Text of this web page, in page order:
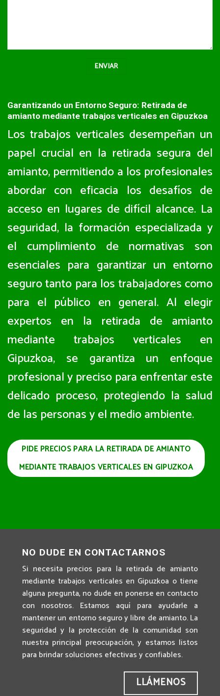
Garantizando un Entorno Seguro: Retirada de
amianto mediante trabajos verticales en Gipuzkoa
Los trabajos verticales desempeñan un
papel crucial en la retirada segura del
amianto, permitiendo a los profesionales
abordar con eficacia los desafíos de
acceso en lugares de difícil alcance. La
seguridad, la formación especializada y
el cumplimiento de normativas son
esenciales para garantizar un entorno
seguro tanto para los trabajadores como
para el público en general. Al elegir
expertos en la retirada de amianto
mediante trabajos verticales en
Gipuzkoa, se garantiza un enfoque
profesional y preciso para enfrentar este
delicado proceso, protegiendo la salud
de las personas y el medio ambiente.
PIDE PRECIOS PARA LA RETIRADA DE AMIANTO
MEDIANTE TRABAJOS VERTICALES EN GIPUZKOA
NO DUDE EN CONTACTARNOS
Si necesita precios para la retirada de amianto
mediante trabajos verticales en Gipuzkoa o tiene
alguna pregunta, no dude en ponerse en contacto
con nosotros. Estamos aquí para ayudarle a
mantener un entorno seguro y libre de amianto. La
seguridad y la protección de la comunidad son
nuestra principal preocupación, y estamos listos
para brindar soluciones efectivas y confiables.
LLÁMENOS